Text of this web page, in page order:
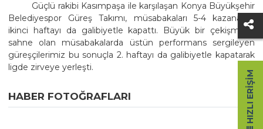
Güçlü rakibi Kasımpaşa ile karşılaşan Konya Büyükşehir
Belediyespor Güreş Takımı, müsabakaları 5-4 kazanarak,
ikinci haftayı da galibiyetle kapattı. Büyük bir çekişmeye
sahne olan müsabakalarda üstün performans sergileyen
güreşçilerimiz bu sonuçla 2. haftayı da galibiyetle kapatarak
ligde zirveye yerleşti.
HABER FOTOĞRAFLARI HIZLI ERIŞIM